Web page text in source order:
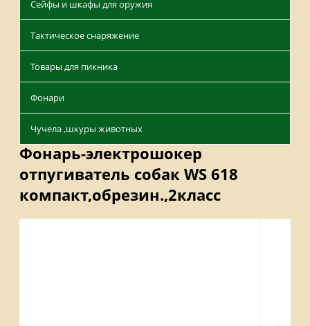
Сейфы и шкафы для оружия
Тактическое снаряжение
Товары для пикника
Фонари
Чучела ,шкуры животных
Фонарь-электрошокер
отпугиватель собак WS 618
компакт,обрезин.,2класс
Описание Отзывы Наличие на складах